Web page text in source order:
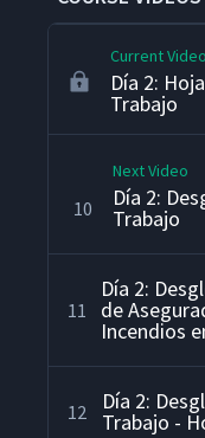
Current Video
Día 2:
Trabajo
10
Next Video
Día 2:
Trabajo
11
Día 2:
de
Incendios
12 Día 2:
Trabajo -